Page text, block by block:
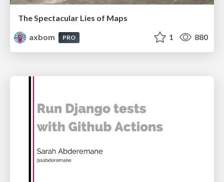
The Spectacular Lies of Maps
axbom
PRO 1 880